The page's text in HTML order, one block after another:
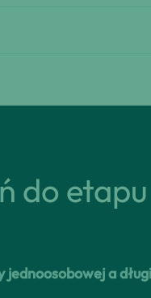
do etapu
jednoosobowej a długi